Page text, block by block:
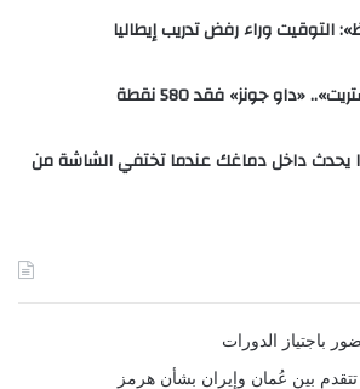
التوقيت وراء رفض تدريب إيطاليا
«داو جونز» فقد 580 نقطة
يحدث داخل دماغك عندما تختفي الشاشة من
باجتياز الدورات
بين عُمان وإيران بشأن هرمز